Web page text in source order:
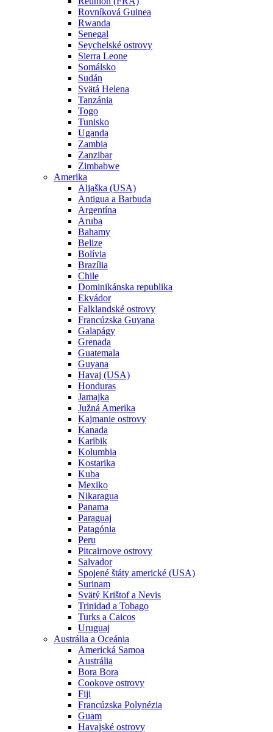
Rovníková Guinea
Rwanda
Senegal
Seychelské ostrovy
Sierra Leone
Somálsko
Sudán
Svätá Helena
Tanzánia
Togo
Tunisko
Uganda
Zambia
Zanzibar
Zimbabwe
Amerika
Aljaška (USA)
Antigua a Barbuda
Argentína
Aruba
Bahamy
Belize
Bolívia
Brazília
Chile
Dominikánska republika
Ekvádor
Falklandské ostrovy
Francúzska Guyana
Galapágy
Grenada
Guatemala
Guyana
Havaj (USA)
Honduras
Jamajka
Južná Amerika
Kajmanie ostrovy
Kanada
Karibik
Kolumbia
Kostarika
Kuba
Mexiko
Nikaragua
Panama
Paraguaj
Patagónia
Peru
Pitcairnove ostrovy
Salvador
Spojené štáty americké (USA)
Surinam
Svätý Krištof a Nevis
Trinidad a Tobago
Turks a Caicos
Uruguaj
Austrália a Oceánia
Americká Samoa
Austrália
Bora Bora
Cookove ostrovy
Fiji
Francúzska Polynézia
Guam
Havajské ostrovy